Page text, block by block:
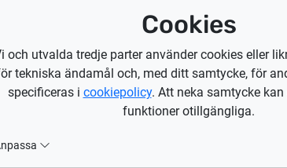
suporty HD3000 oraz
wspierają je cztery
„Q” dostarczane przez
plazmowych firmę
synergię. Po
przecinarek, dwóch
wszystkie zostaną
który gwarantuje
istotnych
Cookies
och utvalda tredje parter använder cookies eller
tekniska ändamål och, med ditt samtycke, för
specificeras i cookiepolicy. Att neka samtycke
funktioner otillgängliga.